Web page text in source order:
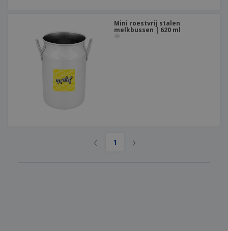
Mini roestvrij stalen
melkbussen | 620 ml
‹ 1 ›